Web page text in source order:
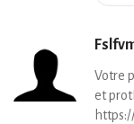
Votre
et